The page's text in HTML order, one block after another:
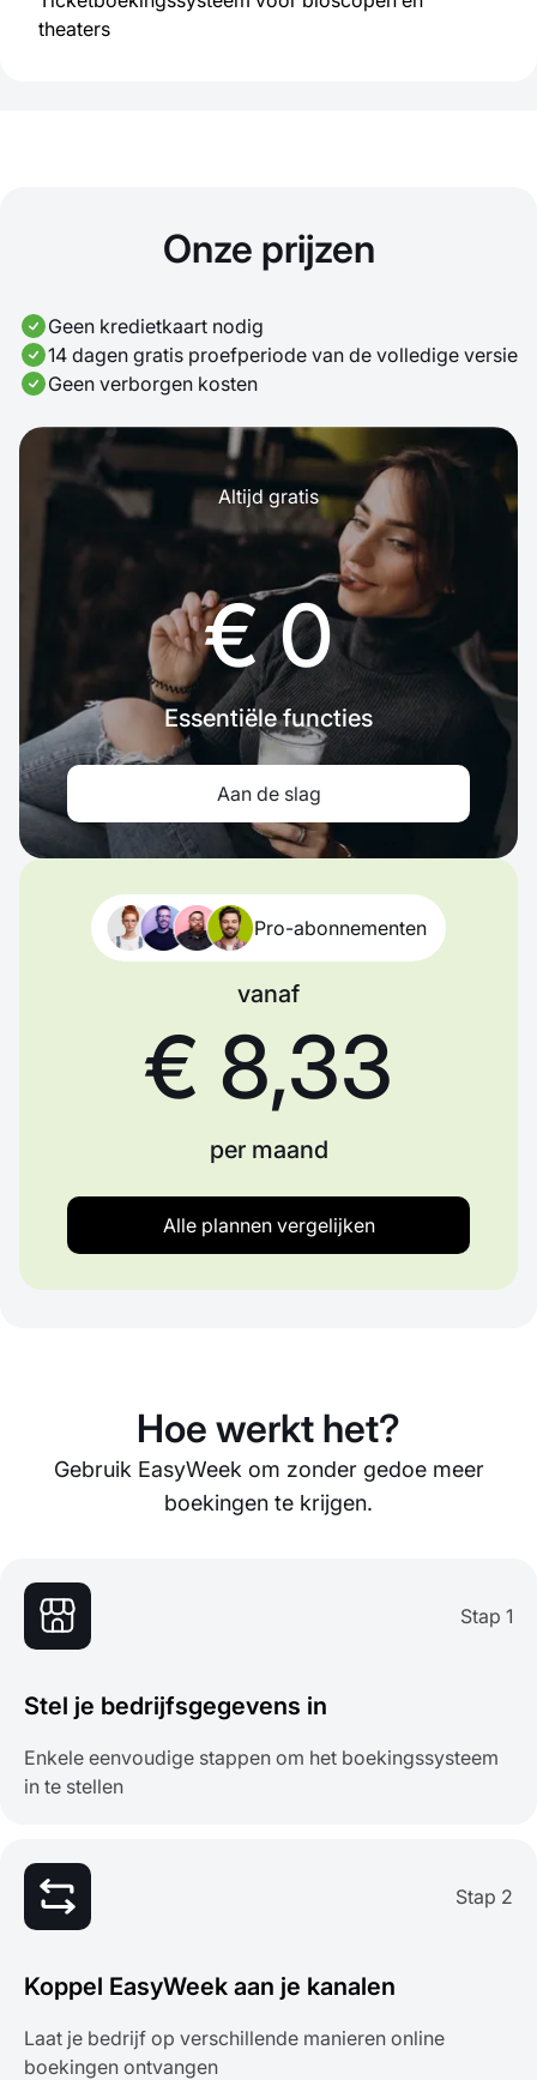
theaters
Onze prijzen
Geen kredietkaart nodig
14 dagen gratis proefperiode van de volledige versie
Geen verborgen kosten
Altijd gratis
€ 0
Essentiële functies
Aan de slag
Pro-abonnementen
vanaf
€ 8,33
per maand
Alle plannen vergelijken
Hoe werkt het?
Gebruik EasyWeek om zonder gedoe meer
boekingen te krijgen.
Stap 1
Stel je bedrijfsgegevens in
Enkele eenvoudige stappen om het boekingssysteem
in te stellen
Stap 2
Koppel EasyWeek aan je kanalen
Laat je bedrijf op verschillende manieren online
boekingen ontvangen